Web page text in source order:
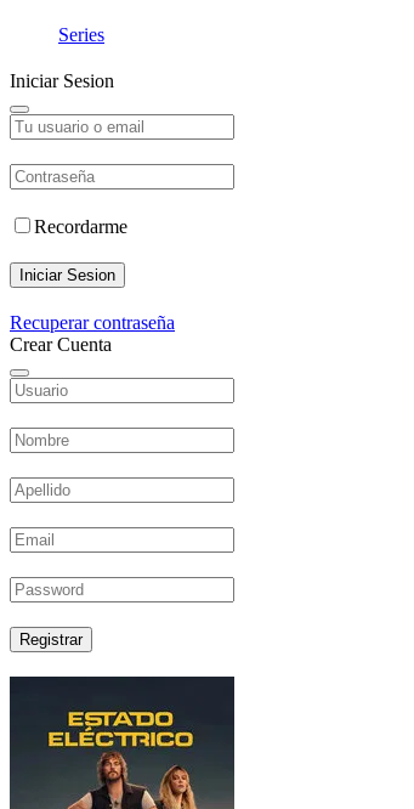
Series
Iniciar Sesion
Recordarme
Iniciar Sesion
Recuperar contraseña
Crear Cuenta
Registrar